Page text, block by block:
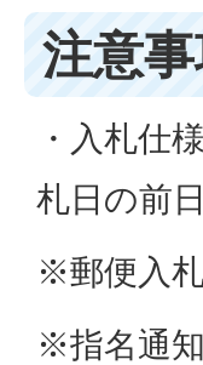
注意
・入札仕
札日の前
※郵便入
※指名通